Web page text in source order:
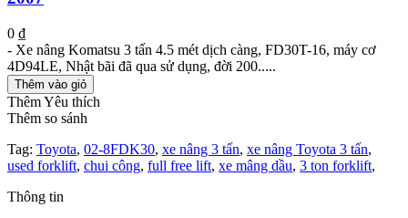
0 ₫
- Xe nâng Komatsu 3 tấn 4.5 mét dịch càng, FD30T-16, máy cơ
4D94LE, Nhật bãi đã qua sử dụng, đời 200.....
Thêm vào giỏ
Thêm Yêu thích
Thêm so sánh
Tag: Toyota, 02-8FDK30, xe nâng 3 tấn, xe nâng Toyota 3 tấn,
used forklift, chui công, full free lift, xe mâng dầu, 3 ton forklift,
Thông tin